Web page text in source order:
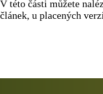
V této části můžete
článek, u placených